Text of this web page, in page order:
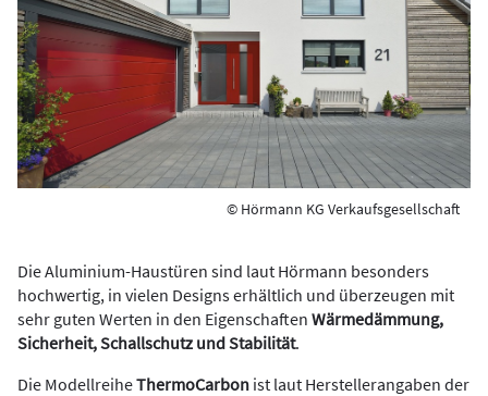
© Hörmann KG Verkaufsgesellschaft
Die Aluminium-Haustüren sind laut Hörmann besonders
hochwertig, in vielen Designs erhältlich und überzeugen mit
sehr guten Werten in den Eigenschaften Wärmedämmung,
Sicherheit, Schallschutz und Stabilität.
Die ModellreiheThermoCarbon ist laut Herstellerangaben der